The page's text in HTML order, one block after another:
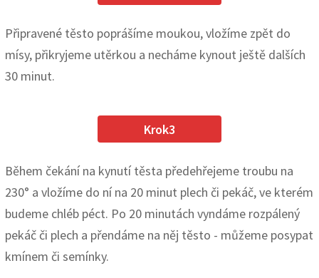
Připravené těsto poprášíme moukou, vložíme zpět do
mísy, přikryjeme utěrkou a necháme kynout ještě dalších
30 minut.
Krok3
Během čekání na kynutí těsta předehřejeme troubu na
230° a vložíme do ní na 20 minut plech či pekáč, ve kterém
budeme chléb péct. Po 20 minutách vyndáme rozpálený
pekáč či plech a přendáme na něj těsto - můžeme posypat
kmínem či semínky.